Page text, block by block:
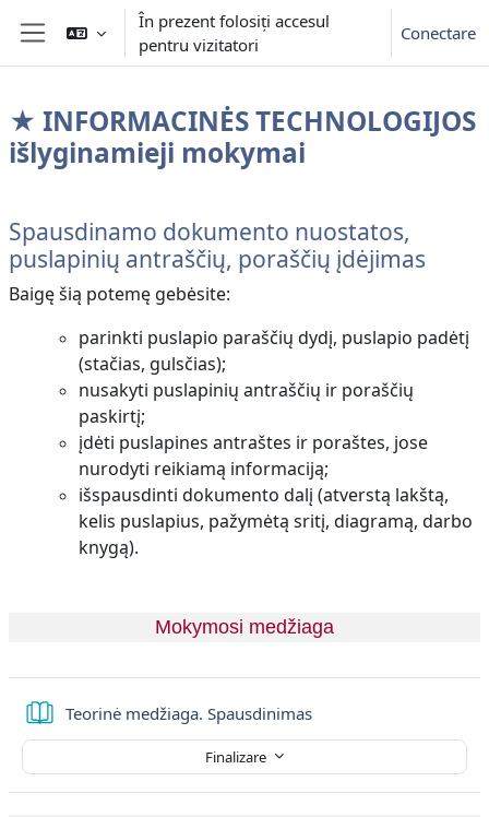
Sari la conţinutul principal
Panou lateral
În prezent folosiți accesul
pentru vizitatori
Conectare
★ INFORMACINĖS TECHNOLOGIJOS
išlyginamieji mokymai
Contur secțiune
Spausdinamo dokumento nuostatos,
puslapinių antraščių, poraščių įdėjimas
Baigę šią potemę gebėsite:
parinkti puslapio paraščių dydį, puslapio padėtį
(stačias, gulsčias);
nusakyti puslapinių antraščių ir poraščių
paskirtį;
įdėti puslapines antraštes ir poraštes, jose
nurodyti reikiamą informaciją;
išspausdinti dokumento dalį (atverstą lakštą,
kelis puslapius, pažymėtą sritį, diagramą, darbo
knygą).
Mokymosi medžiaga
Teorinė medžiaga. SpausdinimasCarte
Finalizare